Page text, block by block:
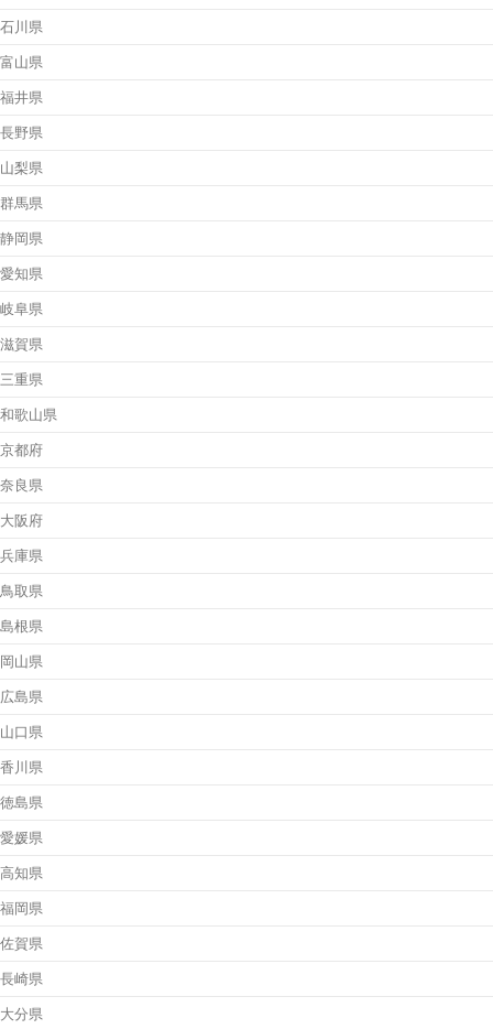
石川県
富山県
福井県
長野県
山梨県
群馬県
静岡県
愛知県
岐阜県
滋賀県
三重県
和歌山県
京都府
奈良県
大阪府
兵庫県
鳥取県
島根県
岡山県
広島県
山口県
香川県
徳島県
愛媛県
高知県
福岡県
佐賀県
長崎県
大分県